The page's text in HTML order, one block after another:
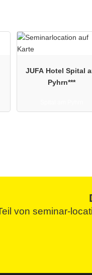
JUFA Hotel Spital
Pyhrn***
von seminar-